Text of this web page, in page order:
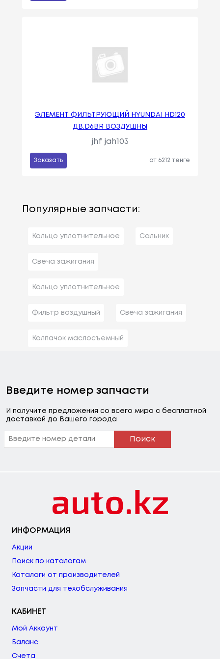
ЭЛЕМЕНТ ФИЛЬТРУЮЩИЙ HYUNDAI HD120
ДВ.D6BR ВОЗДУШНЫ
jhf jah103
Заказать от 6212 тенге
Популярные запчасти:
Кольцо уплотнительное Сальник
Свеча зажигания
Кольцо уплотнительное
Фильтр воздушный Свеча зажигания
Колпачок маслосъемный
Введите номер запчасти
И получите предложения со всего мира с бесплатной
доставкой до Вашего города
Поиск
ИНФОРМАЦИЯ
Акции
Поиск по каталогам
Каталоги от производителей
Запчасти для техобслуживания
КАБИНЕТ
Мой Аккаунт
Баланс
Счета